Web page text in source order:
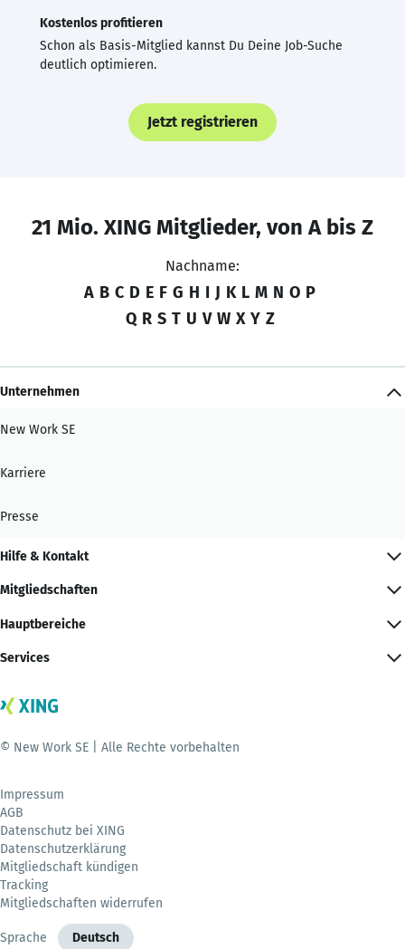
Kostenlos profitieren
Schon als Basis-Mitglied kannst Du Deine Job-Suche
deutlich optimieren.
Jetzt registrieren
21 Mio. XING Mitglieder, von A bis Z
Nachname:
A B C D E F G H I J K L M N O P
Q R S T U V W X Y Z
Unternehmen
New Work SE
Karriere
Presse
Hilfe & Kontakt
Mitgliedschaften
Hauptbereiche
Services
© New Work SE | Alle Rechte vorbehalten
Impressum
AGB
Datenschutz bei XING
Datenschutzerklärung
Mitgliedschaft kündigen
Tracking
Mitgliedschaften widerrufen
Sprache Deutsch